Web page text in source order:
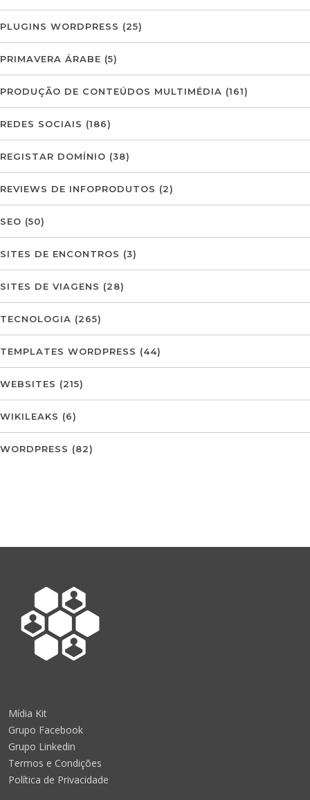
PLUGINS WORDPRESS (25)
PRIMAVERA ÁRABE (5)
PRODUÇÃO DE CONTEÚDOS MULTIMÉDIA (161)
REDES SOCIAIS (186)
REGISTAR DOMÍNIO (38)
REVIEWS DE INFOPRODUTOS (2)
SEO (50)
SITES DE ENCONTROS (3)
SITES DE VIAGENS (28)
TECNOLOGIA (265)
TEMPLATES WORDPRESS (44)
WEBSITES (215)
WIKILEAKS (6)
WORDPRESS (82)
Mídia Kit
Grupo Facebook
Grupo Linkedin
Termos e Condições
Política de Privacidade